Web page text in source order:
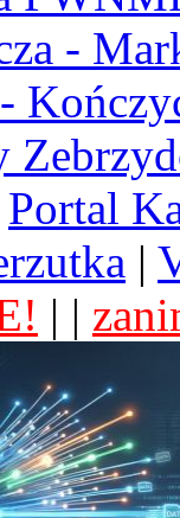
-
Portal
|
| |